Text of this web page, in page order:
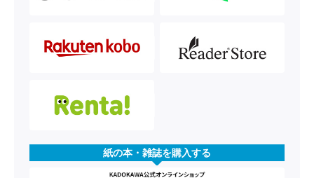
紙の本・雑誌を購入する